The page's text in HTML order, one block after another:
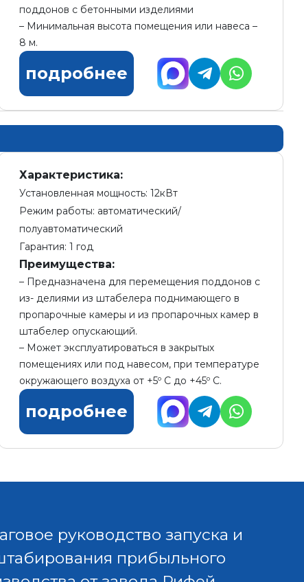
поддонов с бетонными изделиями
Минимальная высота помещения или навеса –
8 м.
подробнее
Характеристика:
Установленная мощность: 12кВт
Режим работы: автоматический/
полуавтоматический
Гарантия: 1 год
Преимущества:
Предназначена для перемещения поддонов с
из- делиями из штабелера поднимающего в
пропарочные камеры и из пропарочных камер в
штабелер опускающий.
Может эксплуатироваться в закрытых
помещениях или под навесом, при температуре
окружающего воздуха от +5º С до +45º С.
подробнее
руководство запуска и
прибыльного